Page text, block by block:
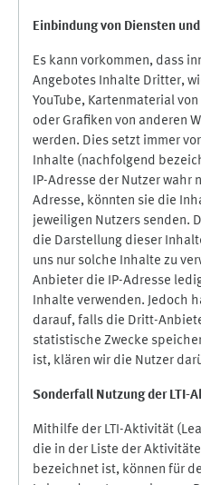
Einbindung von Diensten
Es kann vorkommen, dass
Angebotes Inhalte Dritter,
YouTube, Kartenmaterial
oder Grafiken von anderen
werden. Dies setzt immer
Inhalte (nachfolgend
IP-Adresse der Nutzer wahr
Adresse, könnten sie die
jeweiligen Nutzers senden.
die Darstellung dieser
uns nur solche Inhalte zu
Anbieter die IP-Adresse
Inhalte verwenden. Jedoch
darauf, falls die Dritt-
statistische Zwecke
ist, klären wir die Nutzer
Sonderfall Nutzung der LTI-
Mithilfe der LTI-Aktivität
die in der Liste der
bezeichnet ist, können für